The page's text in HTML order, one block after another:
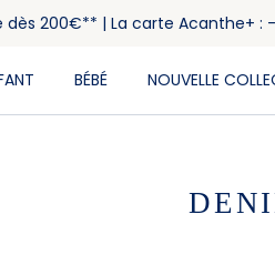
dès 200€** | La carte Acanthe+ :
BÉBÉ NOUVELLE